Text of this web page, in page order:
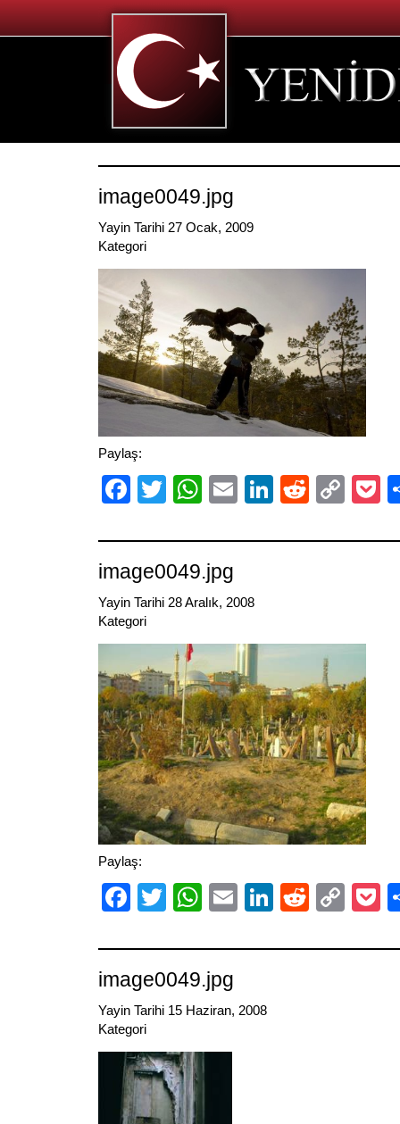
image0049.jpg
Yayin Tarihi 27 Ocak, 2009
Kategori
Paylaş:
Facebook
TwitterWhatsApp
EmailLinkedIn
Reddit
image0049.jpg
Yayin Tarihi 28 Aralık, 2008
Kategori
Paylaş:
Facebook
TwitterWhatsApp
EmailLinkedIn
Reddit
image0049.jpg
Yayin Tarihi 15 Haziran, 2008
Kategori